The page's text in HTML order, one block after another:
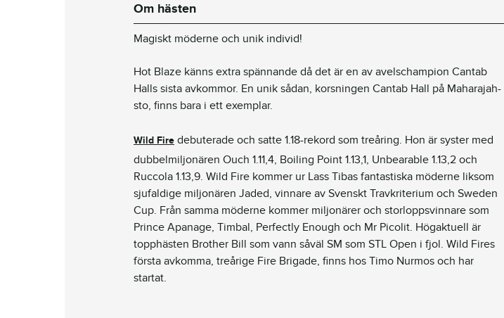
Om hästen
Magiskt möderne och unik individ!
Hot Blaze känns extra spännande då det är en av avelschampion Cantab
Halls sista avkommor. En unik sådan, korsningen Cantab Hall på Maharajah-
sto, finns bara i ett exemplar.
Wild Fire debuterade och satte 1.18-rekord som treåring. Hon är syster med
dubbelmiljonären Ouch 1.11,4, Boiling Point 1.13,1, Unbearable 1.13,2 och
Ruccola 1.13,9. Wild Fire kommer ur Lass Tibas fantastiska möderne liksom
sjufaldige miljonären Jaded, vinnare av Svenskt Travkriterium och Sweden
Cup. Från samma möderne kommer miljonärer och storloppsvinnare som
Prince Apanage, Timbal, Perfectly Enough och Mr Picolit. Högaktuell är
topphästen Brother Bill som vann såväl SM som STL Open i fjol. Wild Fires
första avkomma, treårige Fire Brigade, finns hos Timo Nurmos och har
startat.